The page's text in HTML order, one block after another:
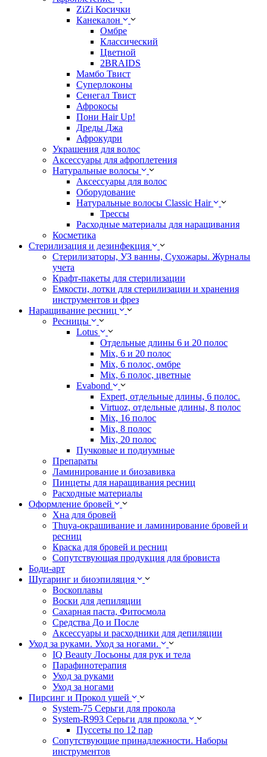
ZiZi Косички
Канекалон
Омбре
Классический
Цветной
2BRAIDS
Мамбо Твист
Суперлоконы
Сенегал Твист
Афрокосы
Пони Hair Up!
Дреды Джа
Афрокудри
Украшения для волос
Аксессуары для афроплетения
Натуральные волосы
Аксессуары для волос
Оборудование
Натуральные волосы Classic Hair
Трессы
Расходные материалы для наращивания
Косметика
Стерилизация и дезинфекция
Стерилизаторы, УЗ ванны, Сухожары. Журналы
учета
Крафт-пакеты для стерилизации
Емкости, лотки для стерилизации и хранения
инструментов и фрез
Наращивание ресниц
Ресницы
Lotus
Отдельные длины 6 и 20 полос
Mix, 6 и 20 полос
Mix, 6 полос, омбре
Mix, 6 полос, цветные
Evabond
Expert, отдельные длины, 6 полос.
Virtuoz, отдельные длины, 8 полос
Mix, 16 полос
Mix, 8 полос
Mix, 20 полос
Пучковые и подиумные
Препараты
Ламинирование и биозавивка
Пинцеты для наращивания ресниц
Расходные материалы
Оформление бровей
Хна для бровей
Thuya-окрашивание и ламинирование бровей и
ресниц
Краска для бровей и ресниц
Сопутствующая продукция для бровиста
Боди-арт
Шугаринг и биоэпиляция
Воскоплавы
Воски для депиляции
Сахарная паста, Фитосмола
Средства До и После
Аксессуары и расходники для депиляции
Уход за руками. Уход за ногами.
IQ Beauty Лосьоны для рук и тела
Парафинотерапия
Уход за руками
Уход за ногами
Пирсинг и Прокол ушей
System-75 Серьги для прокола
System-R993 Серьги для прокола
Пуссеты по 12 пар
Cопутствующие принадлежности. Наборы
инструментов